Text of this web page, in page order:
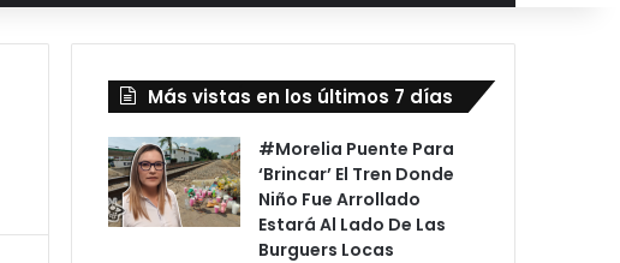
por
Más vistas en los últimos 7 días
#Morelia Puente Para
‘Brincar’ El Tren Donde
Niño Fue Arrollado
Estará Al Lado De Las
Burguers Locas